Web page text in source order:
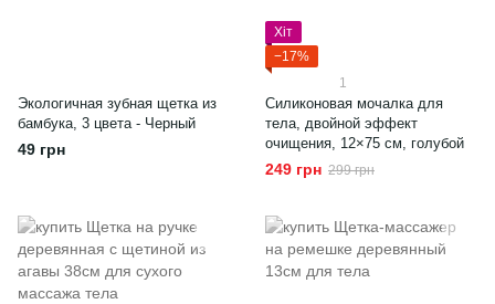
Экологичная зубная щетка из
бамбука, 3 цвета - Черный
49 грн
Хіт
−17%
1
Силиконовая мочалка для
тела, двойной эффект
очищения, 12×75 см, голубой
249 грн 299 грн